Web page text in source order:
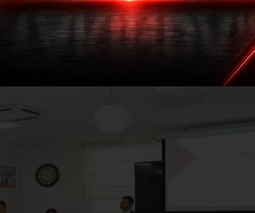
(İHA) - İhlas Haber Ajansı | 31.07.2024 - 13:03, Güncelleme: